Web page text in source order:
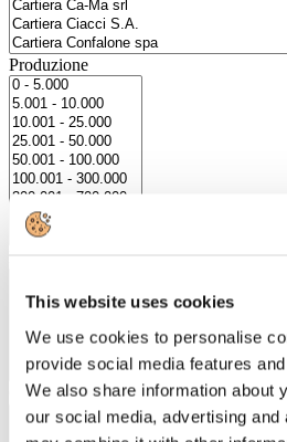
This website uses cookies
We use cookies to personalise
provide social media features
We also share information about
our social media, advertising
Produzione
Città